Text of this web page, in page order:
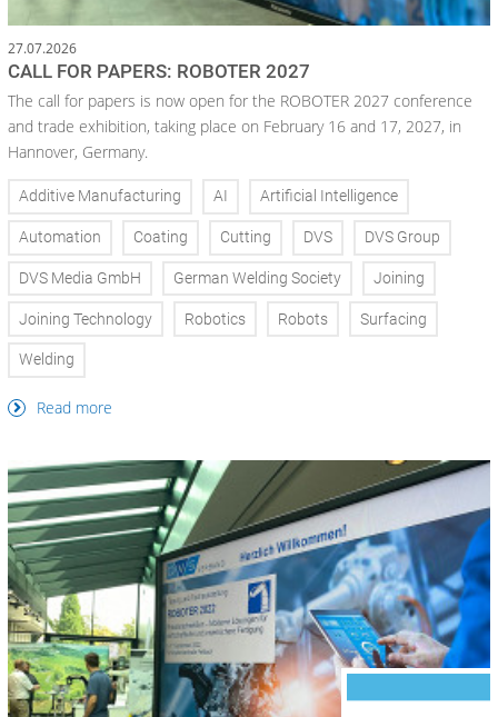
27.07.2026
CALL FOR PAPERS: ROBOTER 2027
The call for papers is now open for the ROBOTER 2027 conference
and trade exhibition, taking place on February 16 and 17, 2027, in
Hannover, Germany.
Additive Manufacturing AI Artificial Intelligence
Automation Coating Cutting DVS DVS Group
DVS Media GmbH German Welding Society Joining
Joining Technology Robotics Robots Surfacing
Welding
Read more